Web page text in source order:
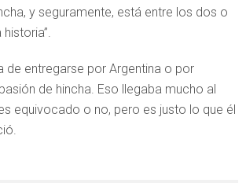
y seguramente, está entre los dos o
de entregarse por Argentina o por
de hincha. Eso llegaba mucho al
equivocado o no, pero es justo lo que él